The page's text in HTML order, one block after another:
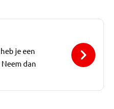
je een
dan